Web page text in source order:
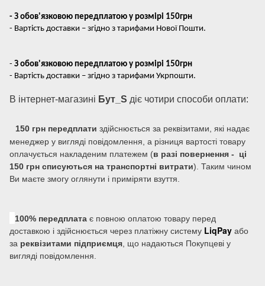
- З обов'язковою передплатою у розмірі 150грн
- Вартість доставки – згідно з тарифами Нової Пошти.
- З обов'язковою передплатою у розмірі 150грн
- Вартість доставки – згідно з тарифами Укрпошти.
В інтернет-магазині Бут_S діє чотири способи оплати:
150 грн передплати здійснюється за реквізитами, які надає
менеджер у вигляді повідомлення, а різниця вартості товару
оплачується накладеним платежем (в разі повернення - ці
150 грн списуються на транспортні витрати). Таким чином
Ви маєте змогу оглянути і приміряти взуття.
100% передплата є повною оплатою товару перед
доставкою і здійснюється через платіжну систему LiqPay або
за реквізитами підприємця , що надаються Покупцеві у
вигляді повідомлення.